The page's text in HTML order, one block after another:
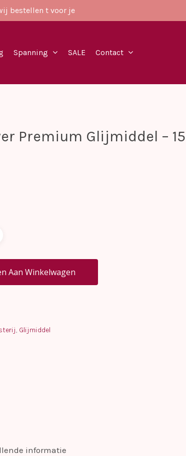
bestellen t voor je
Spanning SALE Contact
Premium Glijmiddel –
Aan Winkelwagen
, Glijmiddel
informatie